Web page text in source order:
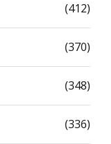
(412)
(370)
(348)
(336)